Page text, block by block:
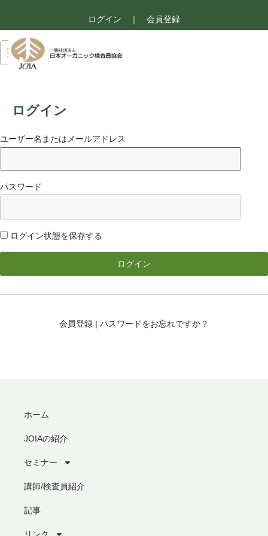
ログイン ｜ 会員登録
ログイン
ユーザー名またはメールアドレス
パスワード
ログイン状態を保存する
会員登録 | パスワードをお忘れですか？
ホーム
JOIAの紹介
セミナー
講師/検査員紹介
記事